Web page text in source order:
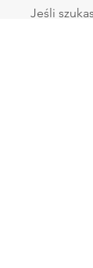
Jeśli